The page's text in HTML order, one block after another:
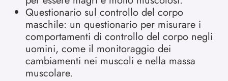
Questionario sul controllo del corpo
maschile: un questionario per misurare i
comportamenti di controllo del corpo negli
uomini, come il monitoraggio dei
cambiamenti nei muscoli e nella massa
muscolare.